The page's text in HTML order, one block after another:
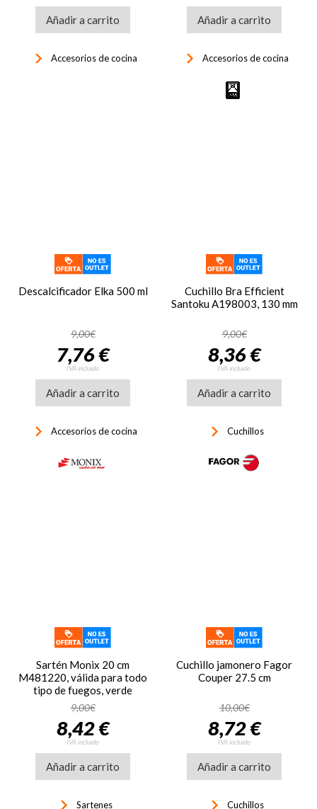
Añadir a carrito
keyboard_arrow_right Accesorios de cocina
Añadir a carrito
keyboard_arrow_right Accesorios de cocina
Descalcificador Elka 500 ml
9,00€
7,76 €
IVA incluido
Añadir a carrito
keyboard_arrow_right Accesorios de cocina
Cuchillo Bra Efficient
Santoku A198003, 130 mm
9,00€
8,36 €
IVA incluido
Añadir a carrito
keyboard_arrow_right Cuchillos
Sartén Monix 20 cm
M481220, válida para todo
tipo de fuegos, verde
9,00€
8,42 €
IVA incluido
Añadir a carrito
Sartenes
Cuchillo jamonero Fagor
Couper 27.5 cm
10,00€
8,72 €
IVA incluido
Añadir a carrito
Cuchillos